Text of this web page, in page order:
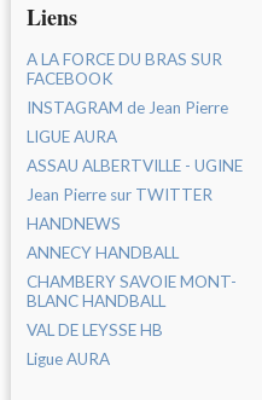
Liens
A LA FORCE DU BRAS SUR
FACEBOOK
INSTAGRAM de Jean Pierre
LIGUE AURA
ASSAU ALBERTVILLE - UGINE
Jean Pierre sur TWITTER
HANDNEWS
ANNECY HANDBALL
CHAMBERY SAVOIE MONT-
BLANC HANDBALL
VAL DE LEYSSE HB
Ligue AURA